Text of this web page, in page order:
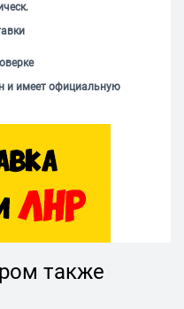
и имеет официальную
также